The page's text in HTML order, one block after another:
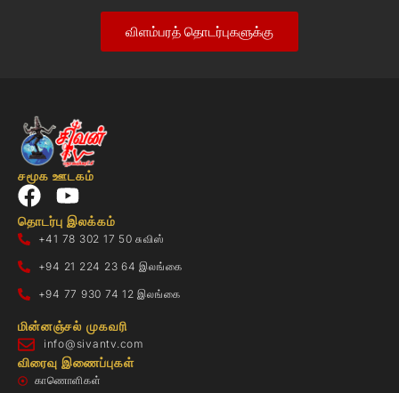
விளம்பரத் தொடர்புகளுக்கு
சமூக ஊடகம்
தொடர்பு இலக்கம்
+41 78 302 17 50 சுவிஸ்
+94 21 224 23 64 இலங்கை
+94 77 930 74 12 இலங்கை
மின்னஞ்சல் முகவரி
info@sivantv.com
விரைவு இணைப்புகள்
காணொளிகள்